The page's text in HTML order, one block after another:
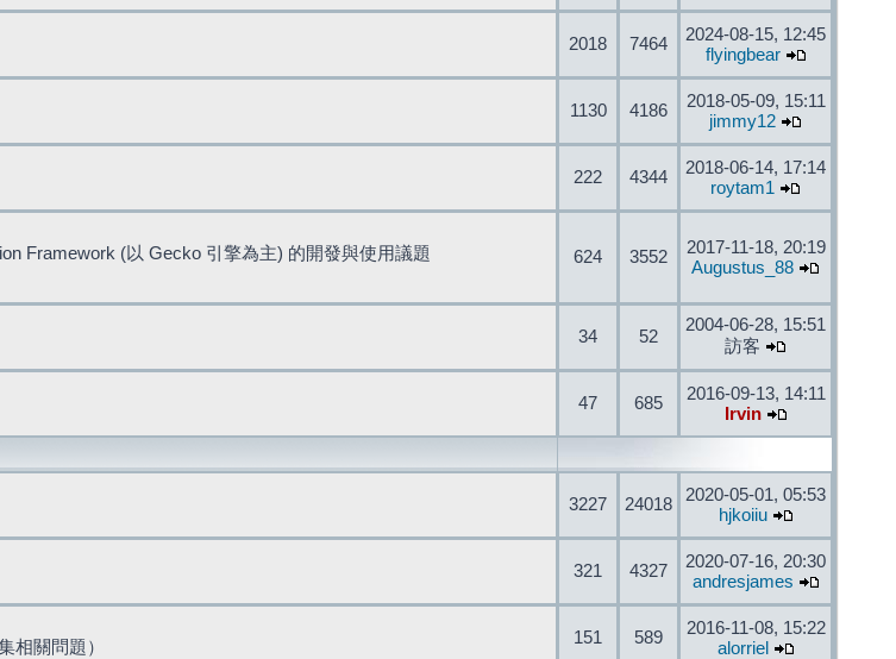
2018 7464
2024-08-15, 12:45
flyingbear
1130 4186
2018-05-09, 15:11
jimmy12
222 4344
2018-06-14, 17:14
roytam1
Framework (以 Gecko 引擎為主) 的開發與使用議題
624 3552
2017-11-18, 20:19
Augustus_88
34 52
2004-06-28, 15:51
訪客
47 685
2016-09-13, 14:11
Irvin
3227 24018
2020-05-01, 05:53
hjkoiiu
321 4327
2020-07-16, 20:30
andresjames
相關問題） 151 589
2016-11-08, 15:22
alorriel